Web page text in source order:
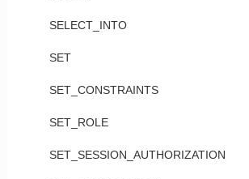
SELECT_INTO
SET
SET_CONSTRAINTS
SET_ROLE
SET_SESSION_AUTHORIZATION